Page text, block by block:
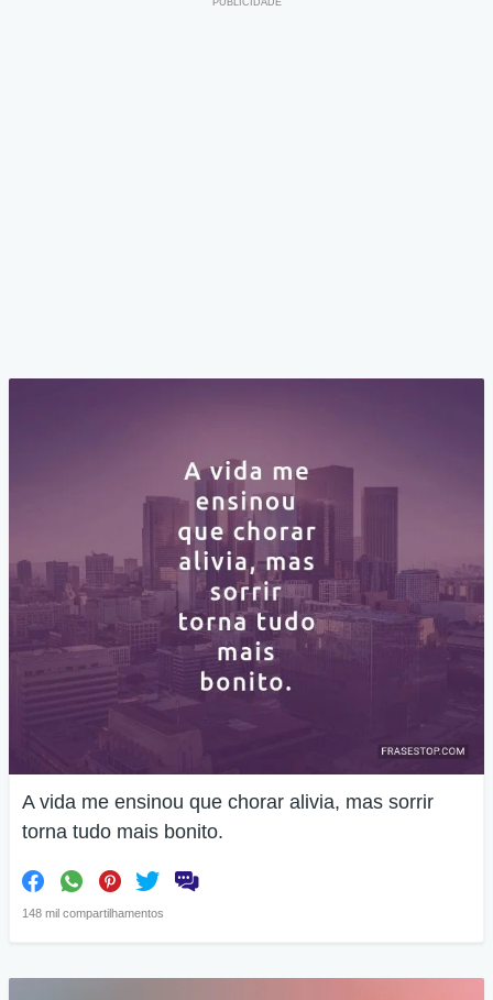
A vida me ensinou que chorar alivia, mas sorrir
torna tudo mais bonito.
148 mil compartilhamentos